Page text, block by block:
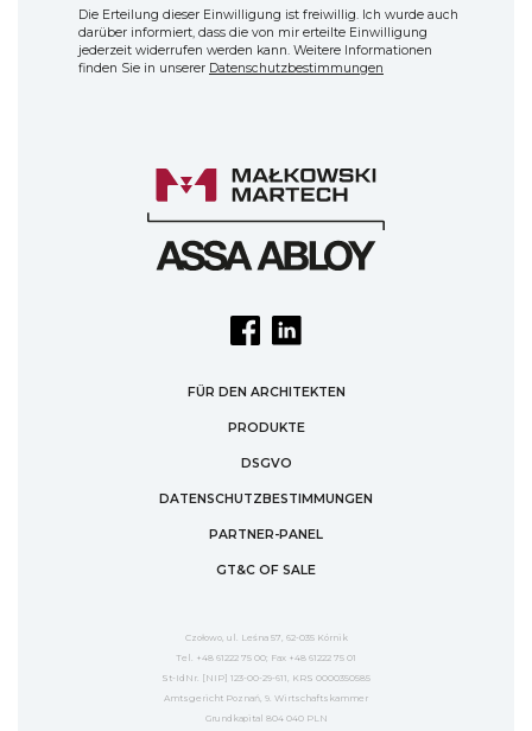
Die Erteilung dieser Einwilligung ist freiwillig. Ich wurde auch
darüber informiert, dass die von mir erteilte Einwilligung
jederzeit widerrufen werden kann. Weitere Informationen
finden Sie in unserer Datenschutzbestimmungen
FÜR DEN ARCHITEKTEN
PRODUKTE
DSGVO
DATENSCHUTZBESTIMMUNGEN
PARTNER-PANEL
GT&C OF SALE
Czołowo, ul. Leśna 57, 62-035 Kórnik
Tel. +48 61222 75 00; Fax +48 61222 75 01
St-IdNr. [NIP] 123-00-29-611, KRS 0000350585
Amtsgericht Poznań, 9. Wirtschaftskammer
Grundkapital 804 040 PLN